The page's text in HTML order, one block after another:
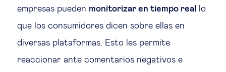
empresas pueden monitorizar en tiempo real
lo
que los consumidores dicen sobre ellas en
diversas plataformas. Esto les permite
reaccionar ante comentarios negativos e